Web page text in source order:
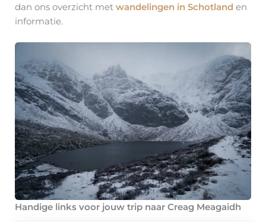
dan ons overzicht met wandelingen in Schotland en
informatie.
Handige links voor jouw trip naar Creag Meagaidh